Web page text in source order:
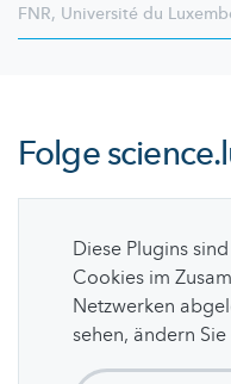
FNR, Université du
Folge
Diese Plugins
Cookies im
Netzwerken
sehen, ändern